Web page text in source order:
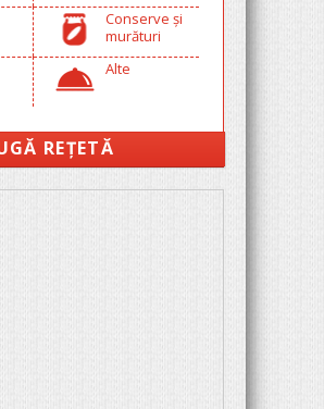
Conserve și
murături
Alte
REȚETĂ